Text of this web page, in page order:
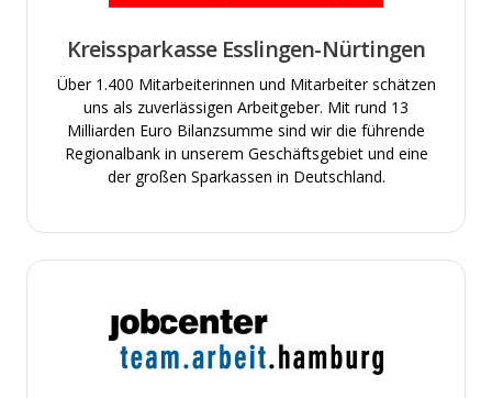
Kreissparkasse Esslingen-Nürtingen
Über 1.400 Mitarbeiterinnen und Mitarbeiter schätzen
uns als zuverlässigen Arbeitgeber. Mit rund 13
Milliarden Euro Bilanzsumme sind wir die führende
Regionalbank in unserem Geschäftsgebiet und eine
der großen Sparkassen in Deutschland.